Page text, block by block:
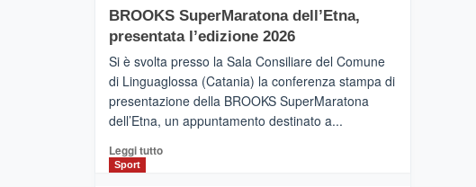
con
la
Al
via
i
collegamenti
BROOKS SuperMaratona dell’Etna,
presentata l’edizione 2026
Si è svolta presso la Sala Consiliare del Comune
di Linguaglossa (Catania) la conferenza stampa di
presentazione della BROOKS SuperMaratona
dell’Etna, un appuntamento destinato a...
Leggi tuttoLeggi
Sport